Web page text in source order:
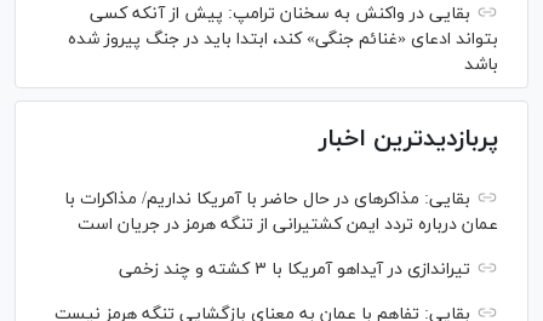
بقایی در واکنش به سخنان ترامپ: پیش از آنکه کسی
بتواند ادعای «غنائم جنگی» کند، ابتدا باید در جنگ پیروز شده
باشد
پربازدیدترین اخبار
بقایی: مذاکره‎ای در حال حاضر با آمریکا نداریم/ مذاکرات با
عمان درباره تردد ایمن کشتیرانی از تنگه هرمز در جریان است
تیراندازی در آیداهو آمریکا با ۳ کشته و چند زخمی
بقایی: تفاهم با عمان به معنای بازگشایی تنگه هرمز نیست